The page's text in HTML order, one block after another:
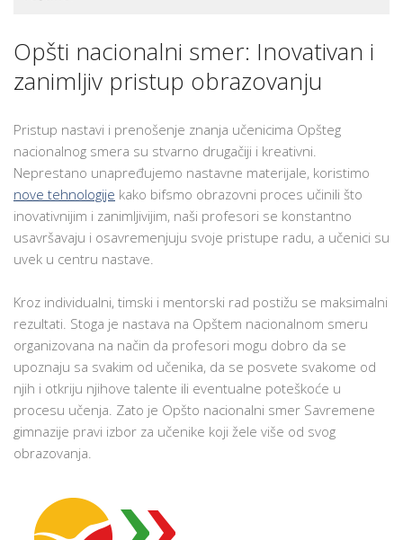
Opšti nacionalni smer: Inovativan i
zanimljiv pristup obrazovanju
Pristup nastavi i prenošenje znanja učenicima Opšteg
nacionalnog smera su stvarno drugačiji i kreativni.
Neprestano unapređujemo nastavne materijale, koristimo
nove tehnologije kako bifsmo obrazovni proces učinili što
inovativnijim i zanimljivijim, naši profesori se konstantno
usavršavaju i osavremenjuju svoje pristupe radu, a učenici su
uvek u centru nastave.
Kroz individualni, timski i mentorski rad postižu se maksimalni
rezultati. Stoga je nastava na Opštem nacionalnom smeru
organizovana na način da profesori mogu dobro da se
upoznaju sa svakim od učenika, da se posvete svakome od
njih i otkriju njihove talente ili eventualne poteškoće u
procesu učenja. Zato je Opšto nacionalni smer Savremene
gimnazije pravi izbor za učenike koji žele više od svog
obrazovanja.